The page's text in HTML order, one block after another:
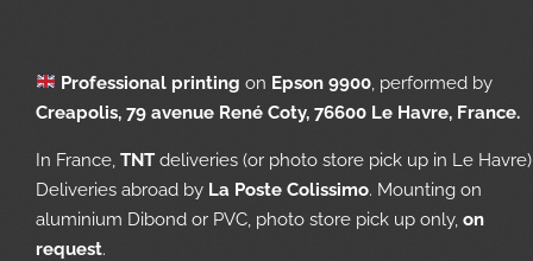
Professional printing on Epson 9900 , performed by
Creapolis, 79 avenue René Coty, 76600 Le Havre, France.
In France, TNT deliveries (or photo store pick up in Le
Deliveries abroad by La Poste Colissimo. Mounting on
aluminium Dibond or PVC, photo store pick up only, on
request.